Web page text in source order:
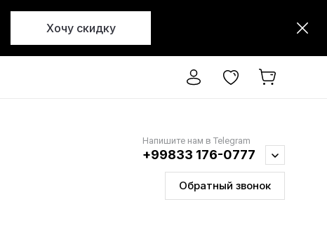
Хочу скидку
Напишите нам в Telegram
+99833 176-0777
Обратный звонок